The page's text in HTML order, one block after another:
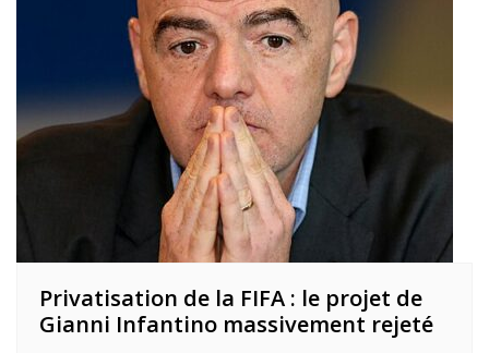
Privatisation de la FIFA : le projet de
Gianni Infantino massivement rejeté